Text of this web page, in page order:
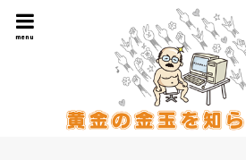
menu